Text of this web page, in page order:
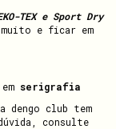
TEX e Sport Dry
e ficar em
serigrafia
dengo club tem
dúvida, consulte